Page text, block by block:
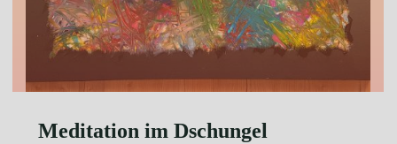
Meditation im Dschungel